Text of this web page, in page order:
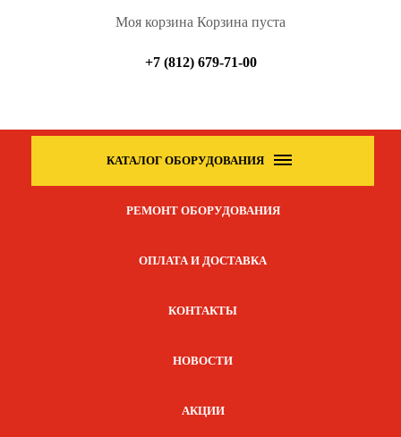
Моя корзина Корзина пуста
+7 (812) 679-71-00
КАТАЛОГ ОБОРУДОВАНИЯ
РЕМОНТ ОБОРУДОВАНИЯ
ОПЛАТА И ДОСТАВКА
КОНТАКТЫ
НОВОСТИ
АКЦИИ